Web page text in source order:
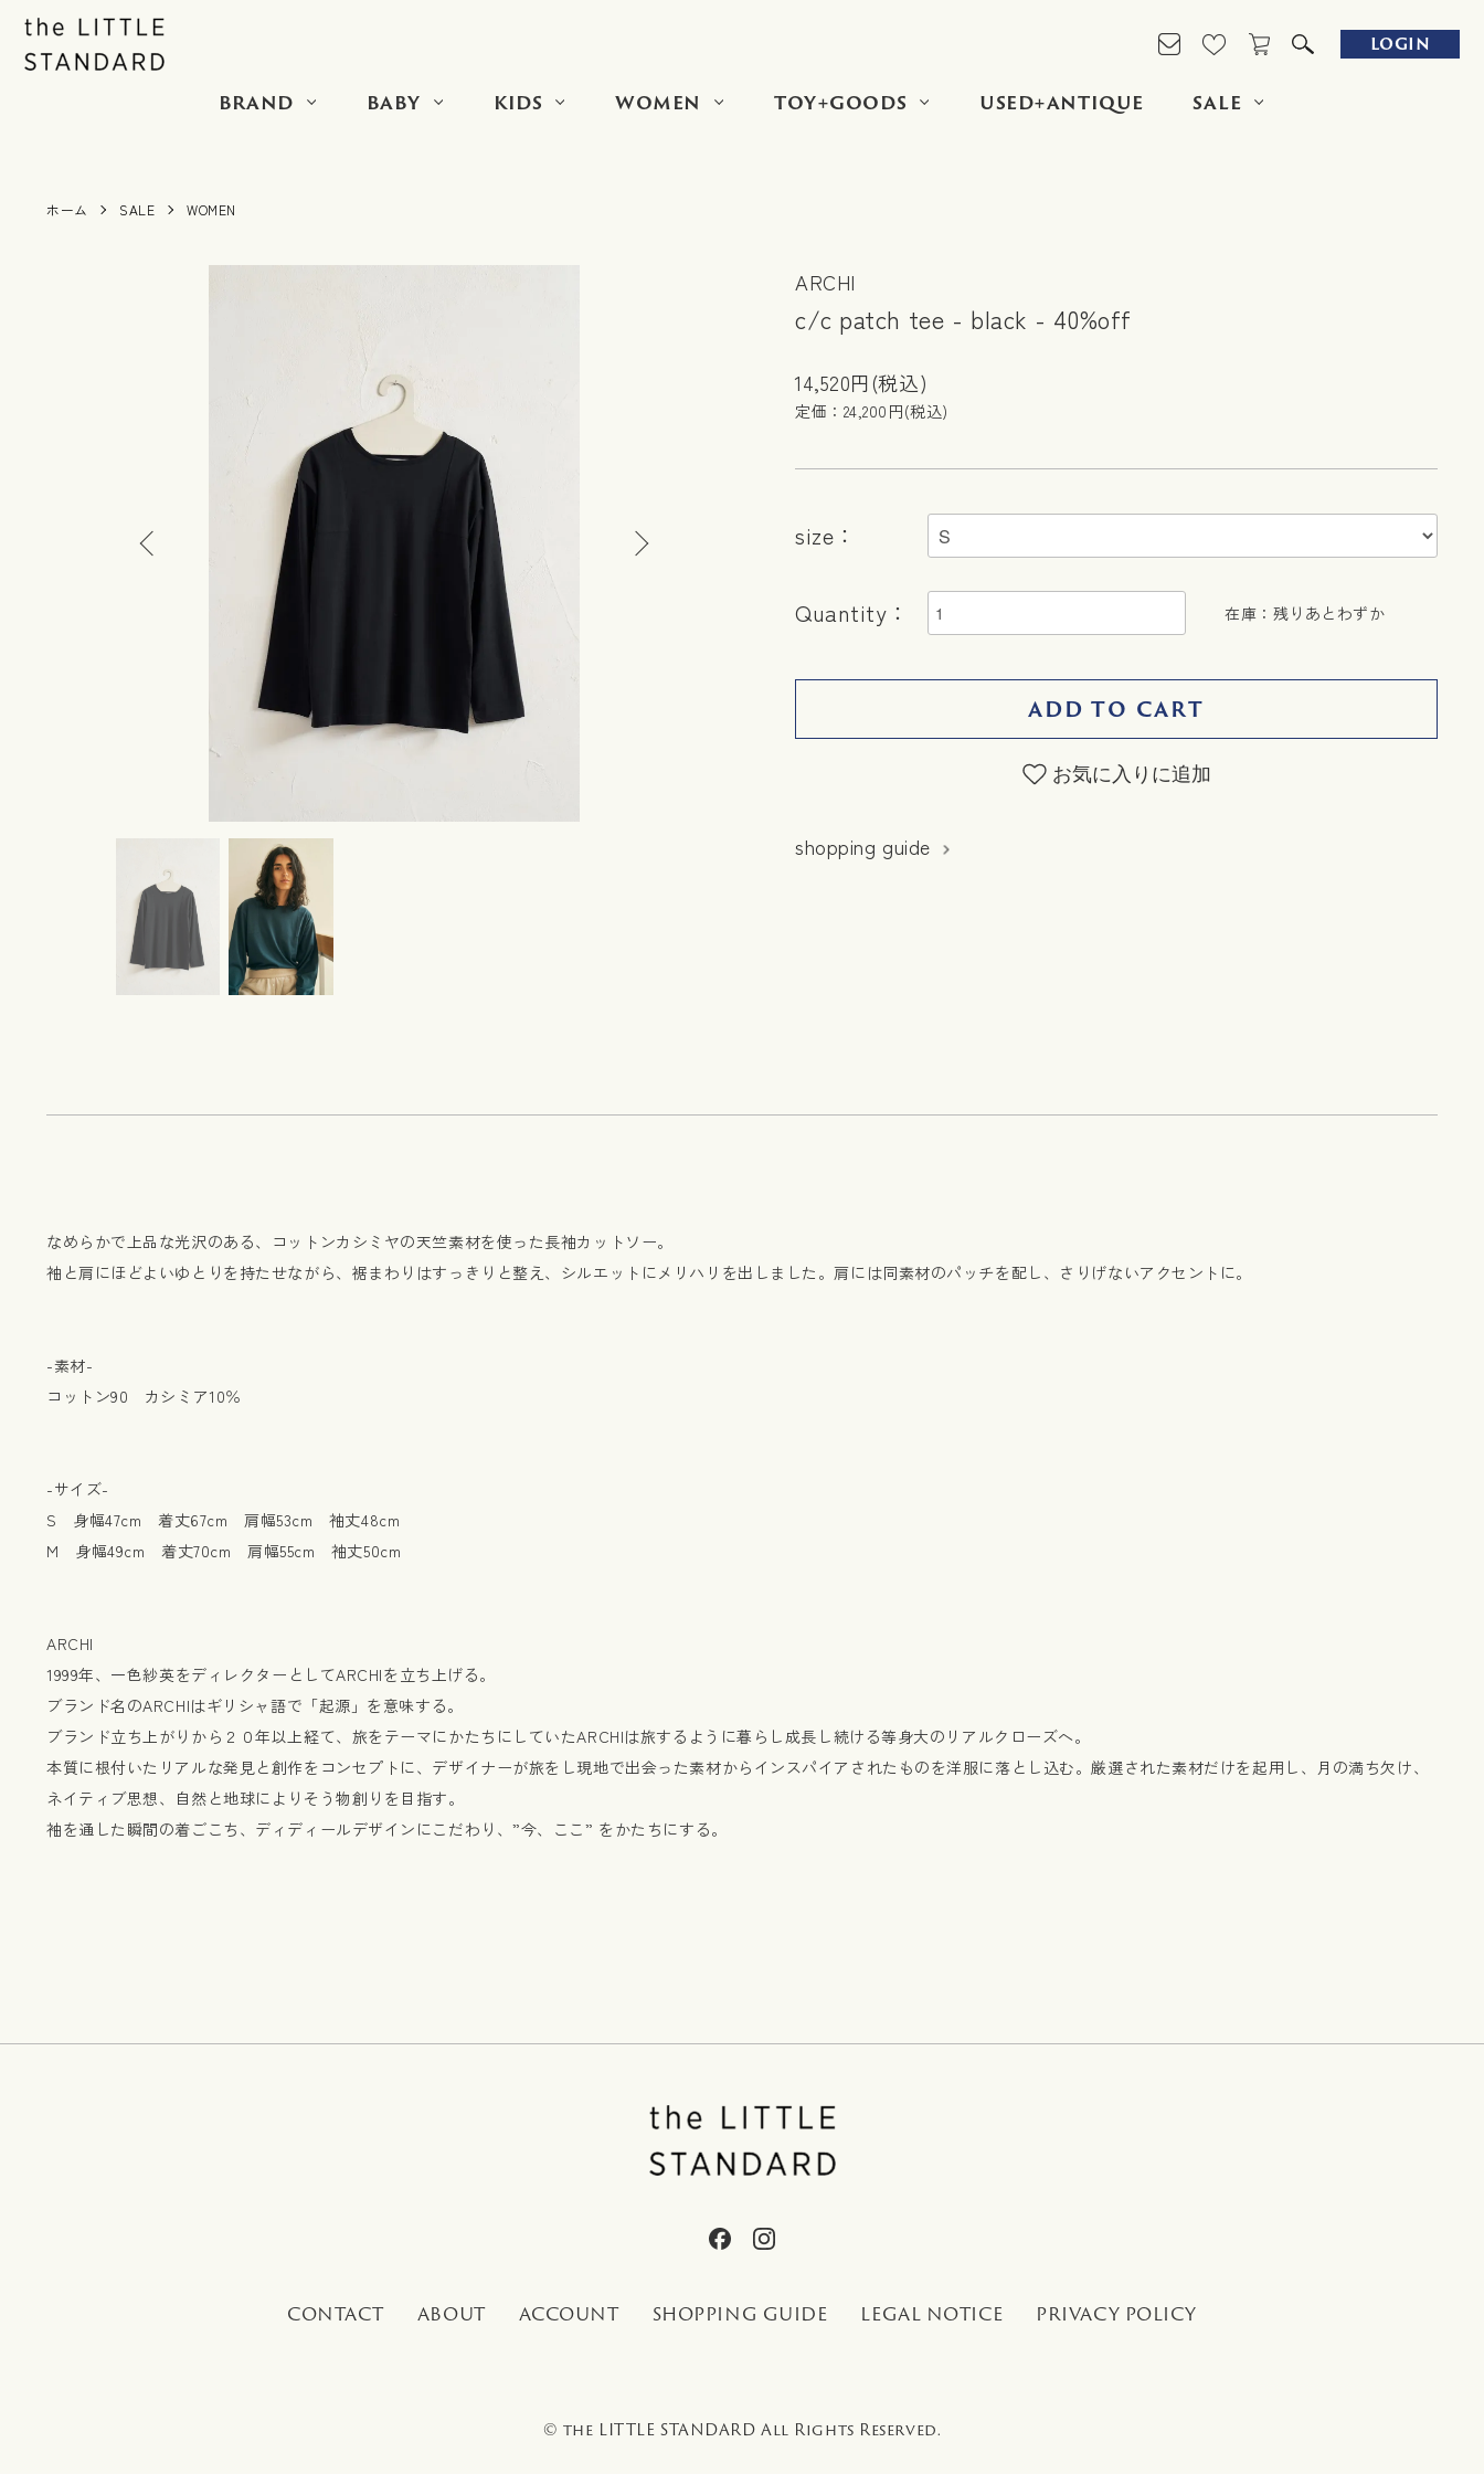
LOGIN
BRAND BABY KIDS WOMEN TOY+GOODS USED+ANTIQUE SALE
ホーム SALE WOMEN
ARCHI
c/c patch tee - black - 40%off
14,520円(税込)
定価：24,200円(税込)
size：
Quantity： 在庫：残りあとわずか
ADD TO CART
お気に入りに追加
shopping guide
なめらかで上品な光沢のある、コットンカシミヤの天竺素材を使った長袖カットソー。
袖と肩にほどよいゆとりを持たせながら、裾まわりはすっきりと整え、シルエットにメリハリを出しました。肩には同素材のパッチを配し、さりげないアクセントに。
-素材-
コットン90 カシミア10％
-サイズ-
S 身幅47cm 着丈67cm 肩幅53cm 袖丈48cm
M 身幅49cm 着丈70cm 肩幅55cm 袖丈50cm
ARCHI
1999年、一色紗英をディレクターとしてARCHIを立ち上げる。
ブランド名のARCHIはギリシャ語で「起源」を意味する。
ブランド立ち上がりから２０年以上経て、旅をテーマにかたちにしていたARCHIは旅するように暮らし成長し続ける等身大のリアルクローズへ。
本質に根付いたリアルな発見と創作をコンセプトに、デザイナーが旅をし現地で出会った素材からインスパイアされたものを洋服に落とし込む。厳選された素材だけを起用し、月の満ち欠け、
ネイティブ思想、自然と地球によりそう物創りを目指す。
袖を通した瞬間の着ごこち、ディディールデザインにこだわり、”今、ここ” をかたちにする。
CONTACT ABOUT ACCOUNT SHOPPING GUIDE LEGAL NOTICE PRIVACY POLICY
© the LITTLE STANDARD All Rights Reserved.